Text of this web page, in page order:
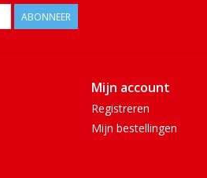
ABONNEER
Mijn account
Registreren
Mijn bestellingen